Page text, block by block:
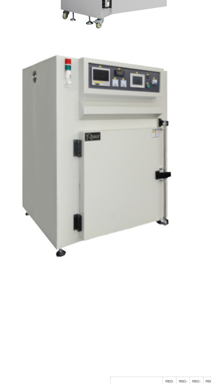
REO- REO- REO- REO-